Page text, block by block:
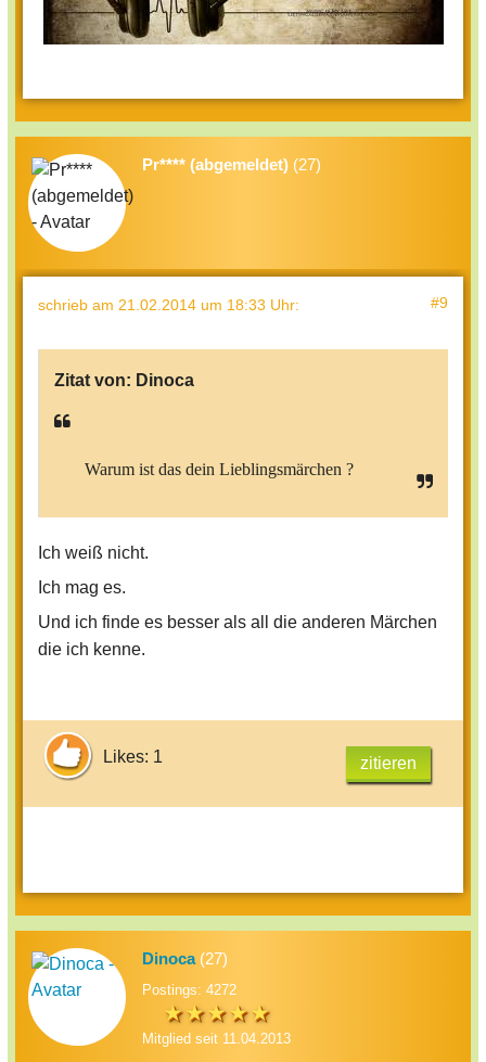
Pr**** (abgemeldet) (27)
schrieb am 21.02.2014 um 18:33 Uhr: #9
Zitat von: Dinoca
Warum ist das dein Lieblingsmärchen ?
Ich weiß nicht.
Ich mag es.
Und ich finde es besser als all die anderen Märchen
die ich kenne.
Likes: 1 zitieren
Dinoca(27)
Postings: 4272
Mitglied seit 11.04.2013